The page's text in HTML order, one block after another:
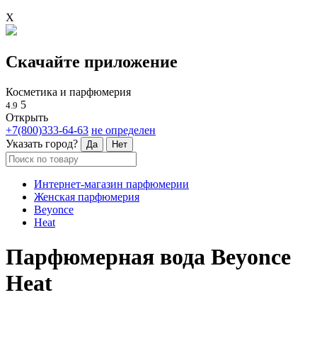
X
Скачайте приложение
Косметика и парфюмерия
4.9 5
Открыть
+7(800)333-64-63 не определен
Указать город?
Да Нет
Интернет-магазин парфюмерии
Женская парфюмерия
Beyonce
Heat
Парфюмерная вода Beyonce
Heat